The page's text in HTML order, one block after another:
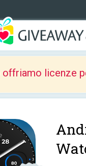
offriamo licenze